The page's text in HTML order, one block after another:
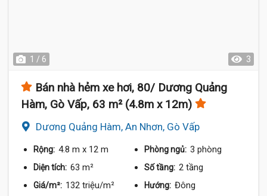
1 / 6 3
Bán nhà hẻm xe hơi, 80/ Dương Quảng
Hàm, Gò Vấp, 63 m² (4.8m x 12m)
Dương Quảng Hàm, An Nhơn, Gò Vấp
Rộng: 4.8 m x 12 m Phòng ngủ: 3 phòng
Diện tích: 63 m² Số tầng: 2 tầng
Giá/m²: 132 triệu/m² Hướng: Đông